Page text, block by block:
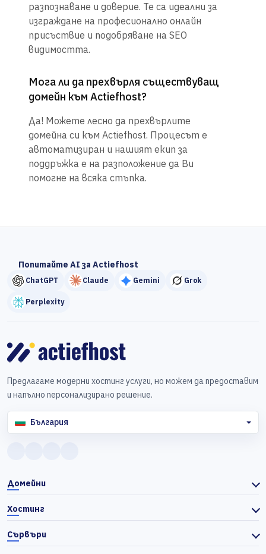
разпознаване и доверие. Те са идеални за
изграждане на професионално онлайн
присъствие и подобряване на SEO
видимостта.
Мога ли да прехвърля съществуващ
домейн към Actiefhost?
Да! Можете лесно да прехвърлите
домейна си към Actiefhost. Процесът е
автоматизиран и нашият екип за
поддръжка е на разположение да Ви
помогне на всяка стъпка.
Попитайте AI за Actiefhost
ChatGPT Claude Gemini Grok
Perplexity
Предлагаме модерни хостинг услуги, но можем да предоставим
и напълно персонализирано решение.
България
Домейни
Хостинг
Сървъри